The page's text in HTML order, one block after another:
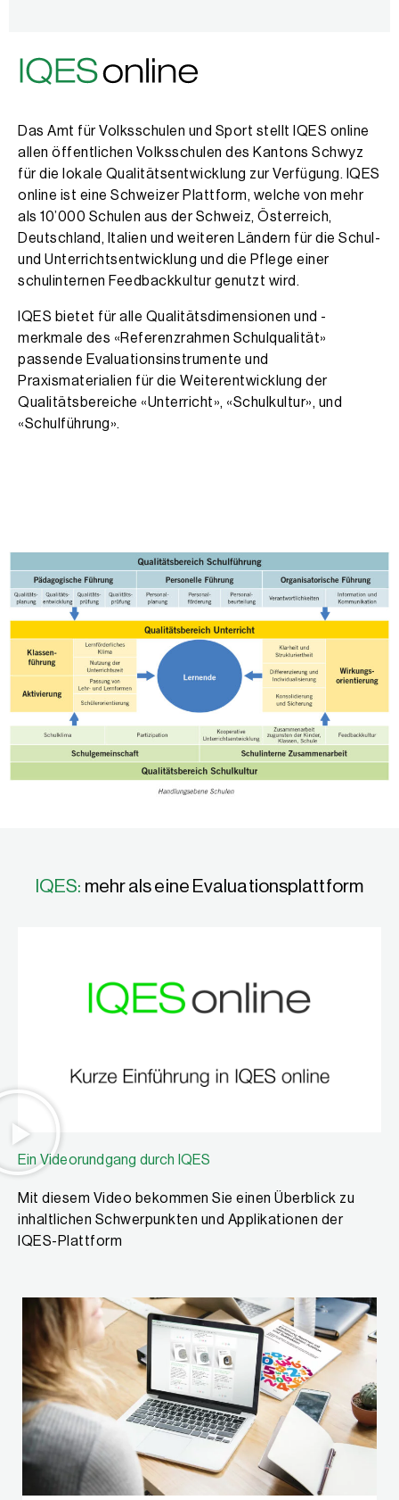
Das Amt für Volksschulen und Sport stellt IQES online
allen öffentlichen Volksschulen des Kantons Schwyz
für die lokale Qualitätsentwicklung zur Verfügung. IQES
online ist eine Schweizer Plattform, welche von mehr
als 10’000 Schulen aus der Schweiz, Österreich,
Deutschland, Italien und weiteren Ländern für die Schul-
und Unterrichtsentwicklung und die Pflege einer
schulinternen Feedbackkultur genutzt wird.
IQES bietet für alle Qualitätsdimensionen und -
merkmale des «Referenzrahmen Schulqualität»
passende Evaluationsinstrumente und
Praxismaterialien für die Weiterentwicklung der
Qualitätsbereiche «Unterricht», «Schulkultur», und
«Schulführung».
IQES: mehr als eine Evaluationsplattform
Ein Videorundgang durch IQES
Mit diesem Video bekommen Sie einen Überblick zu
inhaltlichen Schwerpunkten und Applikationen der
IQES-Plattform